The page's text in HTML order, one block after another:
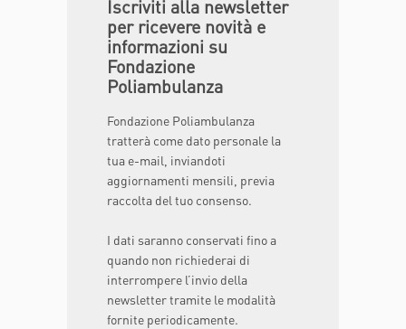
paediatric liver transplantation :
findings in split liver transplantation”;
in qualità di Co-Autore della
Comunicazione Orale B-732,
nell’ambito della Sessione Scientifica
“Pediatric” SS1612, ECR 2011, Vienna.
C. Lo Zupone, MD; L. Monti, MD; J. De
Ville De Goyet, MD; F. Gennari, MD; A.
Bertocchini, MD; F. D’Argento, MD; S.
Illuminati, MD; R. Russo, MD; P. Tomà,
(CDU) Assessment in Children
Benefiting From Meso-Rex Bypass
(MRB) For Extra-Hepatic Portal Vein
Thrombosis (EPVT)” in qualità di Co-
Autore della Comunicazione Orale B-
Iscriviti alla newsletter
per ricevere novità e
informazioni su
Fondazione
Poliambulanza
Fondazione Poliambulanza
tratterà come dato personale la
tua e-mail, inviandoti
aggiornamenti mensili, previa
raccolta del tuo consenso.
I dati saranno conservati fino a
quando non richiederai di
interrompere l’invio della
newsletter tramite le modalità
fornite periodicamente.